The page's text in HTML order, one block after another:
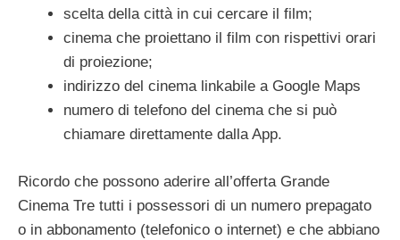
scelta della città in cui cercare il film;
cinema che proiettano il film con rispettivi orari
di proiezione;
indirizzo del cinema linkabile a Google Maps
numero di telefono del cinema che si può
chiamare direttamente dalla App.
Ricordo che possono aderire all’offerta Grande
Cinema Tre tutti i possessori di un numero prepagato
o in abbonamento (telefonico o internet) e che abbiano